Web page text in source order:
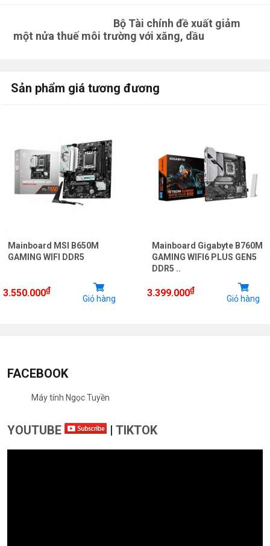
Bộ Tài chính đề xuất giảm
một nửa thuế môi trường với xăng, dầu
Sản phẩm giá tương đương
Mainboard MSI B650M
GAMING WIFI DDR5
3.550.000₫
Giỏ hàng
Mainboard Gigabyte B760M
GAMING WIFI6 PLUS GEN5
DDR5 ..
3.399.000₫
Giỏ hàng
FACEBOOK
Máy tính Ngọc Tuyền
YOUTUBE TIKTOK